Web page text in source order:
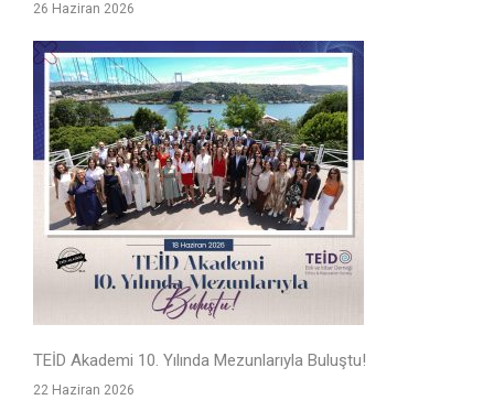
26 Haziran 2026
TEİD Akademi 10. Yılında Mezunlarıyla Buluştu!
22 Haziran 2026